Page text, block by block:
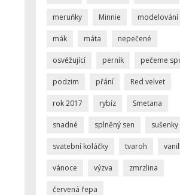
meruňky Minnie modelování
mák máta nepečené
osvěžující perník pečeme
podzim přání Red velvet
rok 2017 rybíz Smetana
snadné splněný sen sušenky
svatební koláčky tvaroh
vánoce výzva zmrzlina
červená řepa